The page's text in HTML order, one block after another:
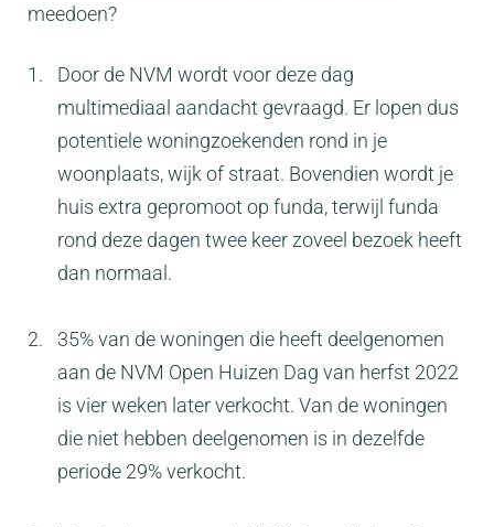
meedoen?
Door de NVM wordt voor deze dag
multimediaal aandacht gevraagd. Er lopen dus
potentiele woningzoekenden rond in je
woonplaats, wijk of straat. Bovendien wordt je
huis extra gepromoot op funda, terwijl funda
rond deze dagen twee keer zoveel bezoek heeft
dan normaal.
35% van de woningen die heeft deelgenomen
aan de NVM Open Huizen Dag van herfst 2022
is vier weken later verkocht. Van de woningen
die niet hebben deelgenomen is in dezelfde
periode 29% verkocht.